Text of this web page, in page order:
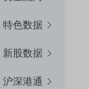
特色数据
新股数据
沪深港通